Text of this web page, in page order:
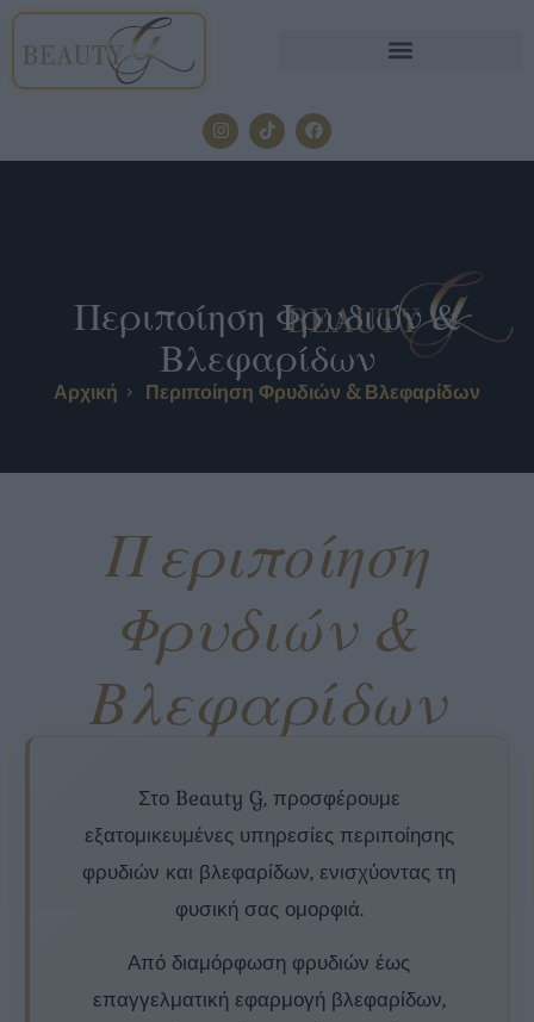
Περιποίηση Φρυδιών &
Βλεφαρίδων
Αρχική Περιποίηση Φρυδιών & Βλεφαρίδων
Περιποίηση
Φρυδιών &
Βλεφαρίδων
Στο Beauty G, προσφέρουμε
εξατομικευμένες υπηρεσίες περιποίησης
φρυδιών και βλεφαρίδων, ενισχύοντας τη
φυσική σας ομορφιά.
Από διαμόρφωση φρυδιών έως
επαγγελματική εφαρμογή βλεφαρίδων,